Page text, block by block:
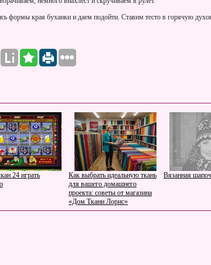
формы края буханки и даем подойти. Ставим тесто в горячую
24 играть
Как выбрать идеальную ткань
для вашего домашнего
проекта: советы от магазина
«Дом Ткани Лорис»
Вязанная